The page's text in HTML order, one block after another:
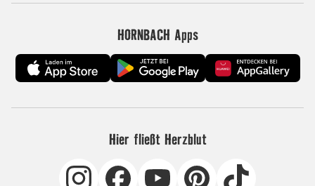
HORNBACH Apps
Hier fließt Herzblut